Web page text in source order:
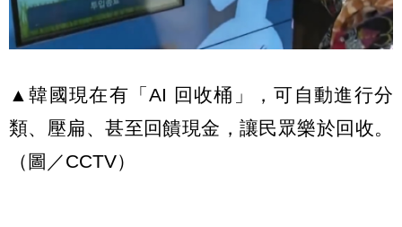
▲韓國現在有「AI 回收桶」，可自動進行分
類、壓扁、甚至回饋現金，讓民眾樂於回收。
（圖／CCTV）